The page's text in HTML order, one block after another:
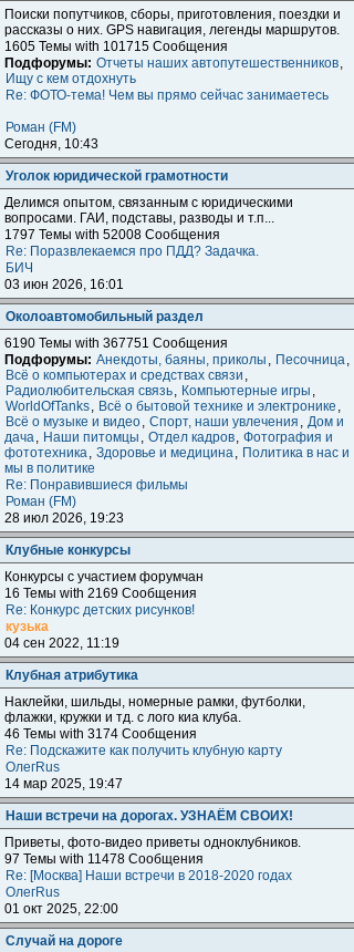
Поиски попутчиков, сборы, приготовления, поездки и
расcказы о них. GPS навигация, легенды маршрутов.
1605 Темы with 101715 Сообщения
Подфорумы: Отчеты наших автопутешественников,
Ищу с кем отдохнуть
Re: ФОТО-тема! Чем вы прямо сейчас занимаетесь
Роман (FM)
Сегодня, 10:43
Уголок юридической грамотности
Делимся опытом, связанным с юридическими
вопросами. ГАИ, подставы, разводы и т.п...
1797 Темы with 52008 Сообщения
Re: Поразвлекаемся про ПДД? Задачка.
БИЧ
03 июн 2026, 16:01
Околоавтомобильный раздел
6190 Темы with 367751 Сообщения
Подфорумы: Анекдоты, баяны, приколы , Песочница,
Всё о компьютерах и средствах связи ,
Радиолюбительская связь, Компьютерные игры ,
WorldOfTanks, Всё о бытовой технике и электронике ,
Всё о музыке и видео, Спорт, наши увлечения , Дом и
дача, Наши питомцы , Отдел кадров, Фотография и
фототехника, Здоровье и медицина, Политика в нас и
мы в политике
Re: Понравившиеся фильмы
Роман (FM)
28 июл 2026, 19:23
Клубные конкурсы
Конкурсы с участием форумчан
16 Темы with 2169 Сообщения
Re: Конкурс детских рисунков!
кузька
04 сен 2022, 11:19
Клубная атрибутика
Наклейки, шильды, номерные рамки, футболки,
флажки, кружки и тд. с лого киа клуба.
46 Темы with 3174 Сообщения
Re: Подскажите как получить клубную карту
ОлегRus
14 мар 2025, 19:47
Наши встречи на дорогах. УЗНАЁМ СВОИХ!
Приветы, фото-видео приветы одноклубников.
97 Темы with 11478 Сообщения
Re: [Москва] Наши встречи в 2018-2020 годах
ОлегRus
01 окт 2025, 22:00
Случай на дороге